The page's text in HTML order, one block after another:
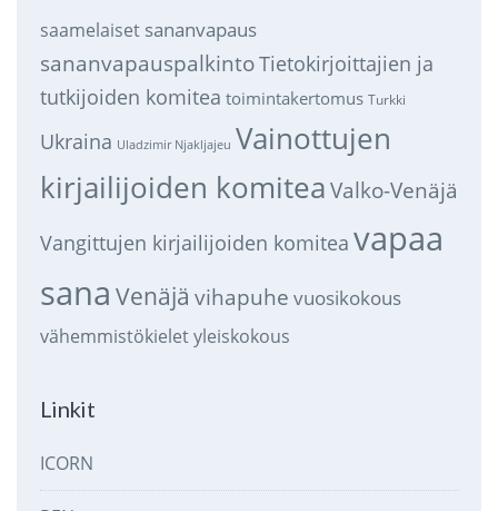
saamelaiset sananvapaus
sananvapauspalkintoTietokirjoittajien ja
tutkijoiden komitea toimintakertomus Turkki
Ukraina Uladzimir Njakljajeu Vainottujen
kirjailijoiden komitea Valko-Venäjä
Vangittujen kirjailijoiden komitea vapaa
sana Venäjä vihapuhe vuosikokous
vähemmistökieletyleiskokous
Linkit
ICORN